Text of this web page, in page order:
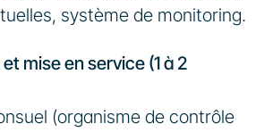
système de monitoring.
mise en service (1 à 2
(organisme de contrôle